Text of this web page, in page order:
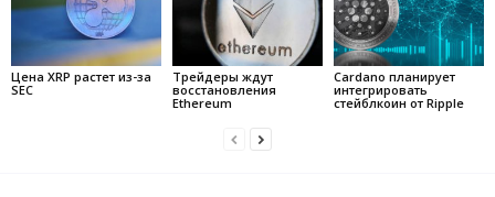
Цена XRP растет из-за
SEC
Трейдеры ждут
восстановления
Ethereum
Cardano планирует
интегрировать
стейблкоин от Ripple